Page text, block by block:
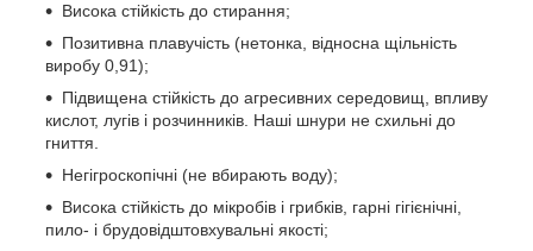
Висока стійкість до стирання;
Позитивна плавучість (нетонка, відносна щільність
виробу 0,91);
Підвищена стійкість до агресивних середовищ, впливу
кислот, лугів і розчинників. Наші шнури не схильні до
гниття.
Негігроскопічні (не вбирають воду);
Висока стійкість до мікробів і грибків, гарні гігієнічні,
пило- і брудовідштовхувальні якості;